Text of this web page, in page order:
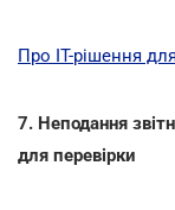
Про IT-рішення
7. Неподання
для перевірки